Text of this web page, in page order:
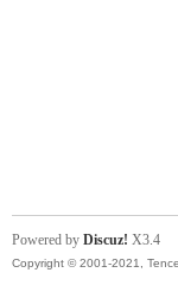
Powered by Discuz! X3.4
Copyright © 2001-2021,